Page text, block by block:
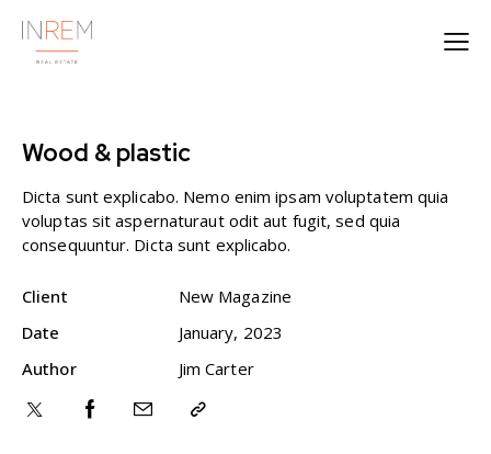
Wood & plastic
Dicta sunt explicabo. Nemo enim ipsam voluptatem quia
voluptas sit aspernaturaut odit aut fugit, sed quia
consequuntur. Dicta sunt explicabo.
Client
New Magazine
Date
January, 2023
Author
Jim Carter